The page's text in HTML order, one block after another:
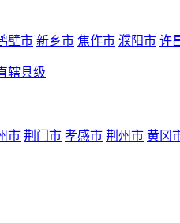
壁市 新乡市 焦作市 濮阳市 许
辖县级
市 荆门市 孝感市 荆州市 黄冈